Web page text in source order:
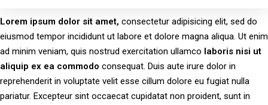
Lorem ipsum dolor sit amet, consectetur adipisicing elit, sed do
eiusmod tempor incididunt ut labore et dolore magna aliqua. Ut enim
ad minim veniam, quis nostrud exercitation ullamco laboris nisi ut
aliquip ex ea commodo consequat. Duis aute irure dolor in
reprehenderit in voluptate velit esse cillum dolore eu fugiat nulla
pariatur. Excepteur sint occaecat cupidatat non proident, sunt in